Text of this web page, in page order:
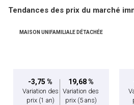
Tendances des prix du marché
MAISON UNIFAMILIALE DÉTACHÉE
-3,75 %
Variation des
prix (1 an)
19,68 %
Variation des
prix (5 ans)